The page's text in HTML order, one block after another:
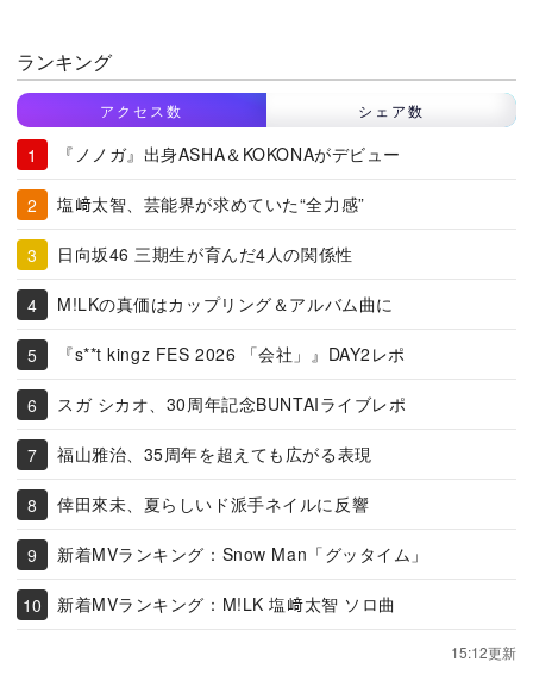
ランキング
アクセス数 シェア数
『ノノガ』出身ASHA＆KOKONAがデビュー
塩﨑太智、芸能界が求めていた“全力感”
日向坂46 三期生が育んだ4人の関係性
M!LKの真価はカップリング＆アルバム曲に
『s**t kingz FES 2026 「会社」』DAY2レポ
スガ シカオ、30周年記念BUNTAIライブレポ
福山雅治、35周年を超えても広がる表現
倖田來未、夏らしいド派手ネイルに反響
新着MVランキング：Snow Man「グッタイム」
新着MVランキング：M!LK 塩﨑太智 ソロ曲
15:12更新